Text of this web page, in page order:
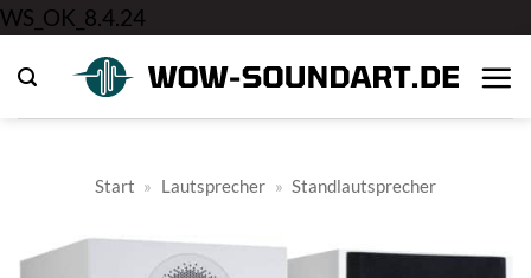
WS_OK_8.4.24
springen
Start » Lautsprecher » Standlautsprecher